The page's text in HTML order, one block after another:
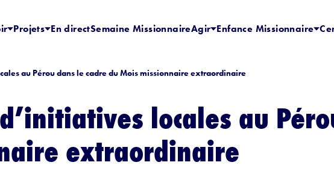
Projets En directSemaine MissionnaireAgir Enfance Missionnaire
au Pérou dans le cadre du Mois missionnaire extraordinaire
locales au
extraordinaire